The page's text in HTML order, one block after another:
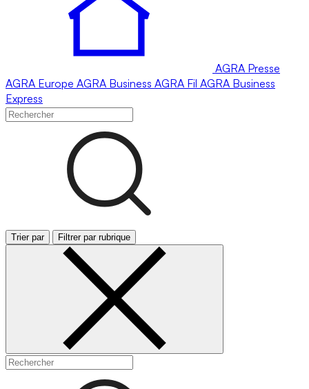
AGRA Presse
AGRA Europe AGRA Business AGRA Fil AGRA Business
Express
Trier par Filtrer par rubrique